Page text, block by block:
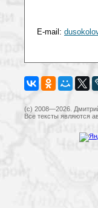
E-mail:
(c) 2008—2026.
Все тексты являются